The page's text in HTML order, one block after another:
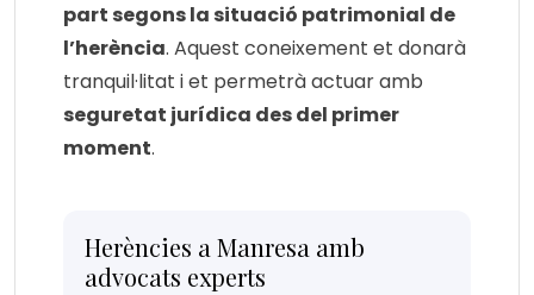
part segons la situació patrimonial de
l’herència. Aquest coneixement et donarà
tranquil·litat i et permetrà actuar amb
seguretat jurídica des del primer
moment.
Herències a Manresa amb
advocats experts